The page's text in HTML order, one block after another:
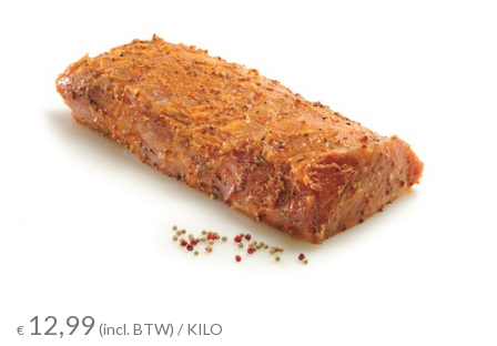
€ 12,99(incl. BTW) / KILO